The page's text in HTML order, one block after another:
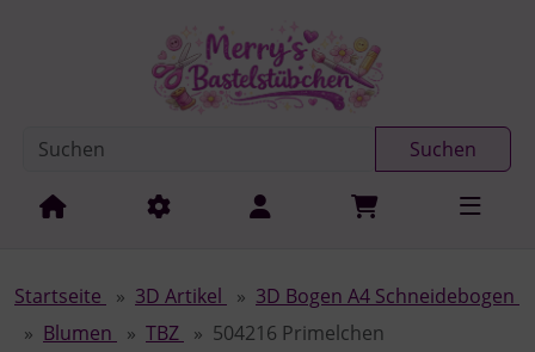
Springe zur Navigation
Suchen
Startseite 3D Artikel
3D Bogen A4 Schneidebogen
Blumen
TBZ 504216 Primelchen